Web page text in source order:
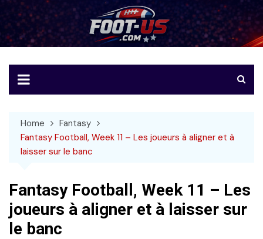
to
content
Foot-US
Le football américain en français
Home
Fantasy
Fantasy Football, Week 11 – Les joueurs à aligner et à
laisser sur le banc
Fantasy Football, Week 11 – Les
joueurs à aligner et à laisser sur
le banc